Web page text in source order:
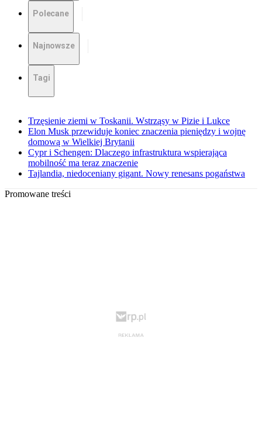
Polecane
Najnowsze
Tagi
Trzęsienie ziemi w Toskanii. Wstrząsy w Pizie i Lukce
Elon Musk przewiduje koniec znaczenia pieniędzy i wojnę
domową w Wielkiej Brytanii
Cypr i Schengen: Dlaczego infrastruktura wspierająca
mobilność ma teraz znaczenie
Tajlandia, niedoceniany gigant. Nowy renesans pogaństwa
Promowane treści